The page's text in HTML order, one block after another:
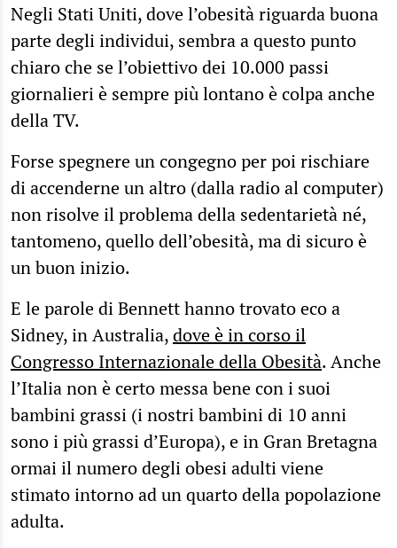
Negli Stati Uniti, dove l’obesità riguarda buona
parte degli individui, sembra a questo punto
chiaro che se l’obiettivo dei 10.000 passi
giornalieri è sempre più lontano è colpa anche
della TV.
Forse spegnere un congegno per poi rischiare
di accenderne un altro (dalla radio al computer)
non risolve il problema della sedentarietà né,
tantomeno, quello dell’obesità, ma di sicuro è
un buon inizio.
E le parole di Bennett hanno trovato eco a
Sidney, in Australia,dove è in corso il
Congresso Internazionale della Obesità. Anche
l’Italia non è certo messa bene con i suoi
bambini grassi (i nostri bambini di 10 anni
sono i più grassi d’Europa), e in Gran Bretagna
ormai il numero degli obesi adulti viene
stimato intorno ad un quarto della popolazione
adulta.